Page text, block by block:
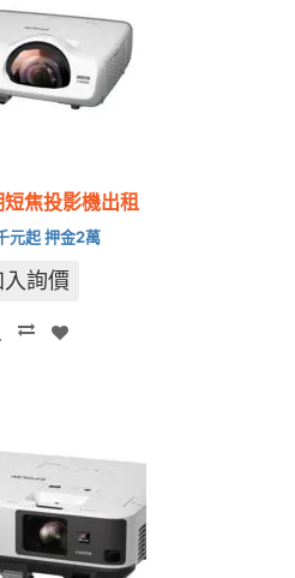
焦投影機出租
元起 押金2萬
入詢價